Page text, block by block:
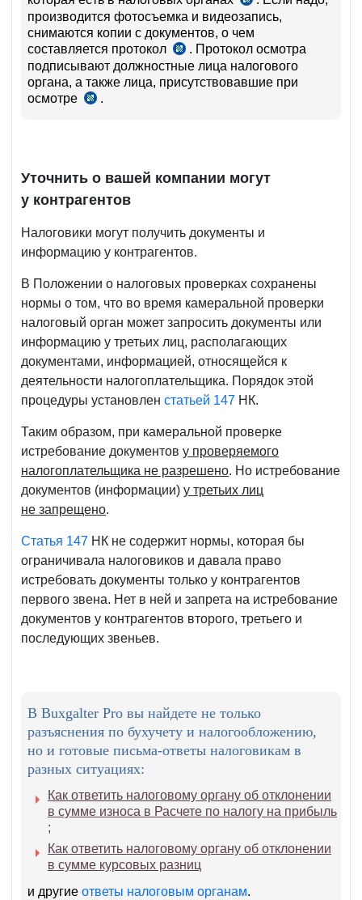
20
Положения,
прил.
№ 1
к
производится фотосъемка и видеозапись,
снимаются копии с документов, о чем
составляется протокол
ч.
5,
6
. Протокол осмотра
подписывают должностные лица налогового
органа, а также лица, присутствовавшие при
осмотре
ч..
Уточнить о вашей компании могут
у контрагентов
Налоговики могут получить документы и
информацию у контрагентов.
В Положении о налоговых проверках сохранены
нормы о том, что во время камеральной проверки
налоговый орган может запросить документы или
информацию у третьих лиц, располагающих
документами, информацией, относящейся к
деятельности налогоплательщика. Порядок этой
процедуры установлен статьей 147 НК.
Таким образом, при камеральной проверке
истребование документов у проверяемого
налогоплательщика не разрешено. Но истребование
документов (информации) у третьих лиц
не запрещено.
Статья 147 НК не содержит нормы, которая бы
ограничивала налоговиков и давала право
истребовать документы только у контрагентов
первого звена. Нет в ней и запрета на истребование
документов у контрагентов второго, третьего и
последующих звеньев.
В Buxgalter Pro вы найдете не только
разъяснения по бухучету и налогообложению,
но и готовые письма-ответы налоговикам в
разных ситуациях:
Как ответить налоговому органу об отклонении
в сумме износа в Расчете по налогу на прибыль
;
Как ответить налоговому органу об отклонении
в сумме курсовых разниц
и другие ответы налоговым органам.